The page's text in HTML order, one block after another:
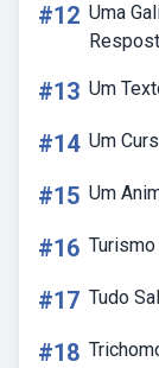
#12 Uma
#13 Um
#14 Um
#15 Um
#16
#17 Tudo
#18